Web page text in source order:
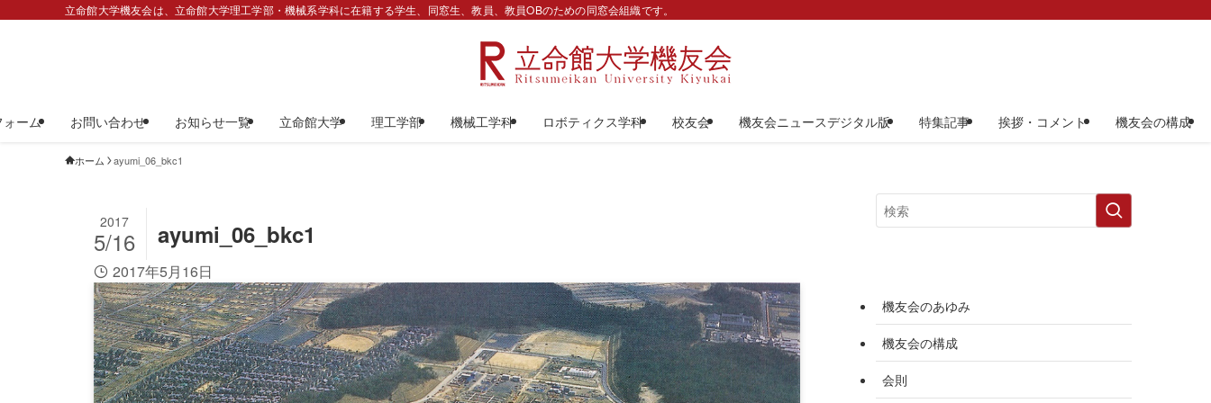
立命館大学機友会は、立命館大学理工学部・機械系学科に在籍する学生、同窓生、教員、教員OBのための同窓会組織です。
ーム お問い合わせ お知らせ一覧 立命館大学 理工学部 機械工学科 ロボティクス学科 校友会 機友会ニュースデジタル版 特集記事 挨拶・コメント 機友会の構成
ホーム ayumi_06_bkc1
ayumi_06_bkc1
2017
5/16
2017年5月16日
機友会のあゆみ
機友会の構成
会則